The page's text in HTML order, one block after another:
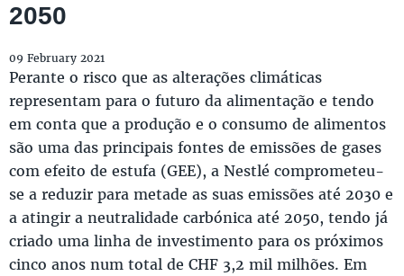
2050
09 February 2021
Perante o risco que as alterações climáticas
representam para o futuro da alimentação e tendo
em conta que a produção e o consumo de alimentos
são uma das principais fontes de emissões de gases
com efeito de estufa (GEE), a Nestlé comprometeu-
se a reduzir para metade as suas emissões até 2030 e
a atingir a neutralidade carbónica até 2050, tendo já
criado uma linha de investimento para os próximos
cinco anos num total de CHF 3,2 mil milhões. Em